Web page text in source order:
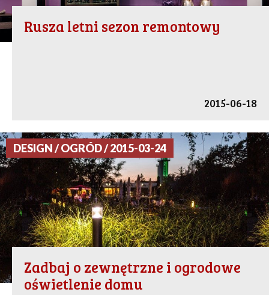
Rusza letni sezon remontowy
2015-06-18
DESIGN / OGRÓD / 2015-03-24
Zadbaj o zewnętrzne i ogrodowe
oświetlenie domu